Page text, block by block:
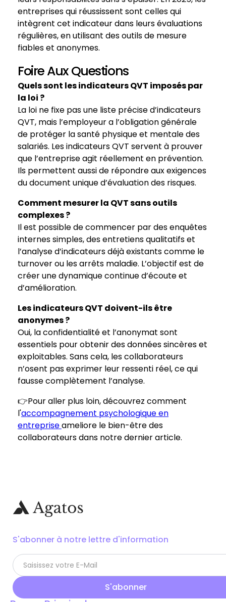
entreprises qui réussissent sont celles qui
intègrent cet indicateur dans leurs évaluations
régulières, en utilisant des outils de mesure
fiables et anonymes.
Foire Aux Questions
Quels sont les indicateurs QVT imposés par
la loi ?
La loi ne fixe pas une liste précise d’indicateurs
QVT, mais l’employeur a l’obligation générale
de protéger la santé physique et mentale des
salariés. Les indicateurs QVT servent à prouver
que l’entreprise agit réellement en prévention.
Ils permettent aussi de répondre aux exigences
du document unique d’évaluation des risques.
Comment mesurer la QVT sans outils
complexes ?
Il est possible de commencer par des enquêtes
internes simples, des entretiens qualitatifs et
l’analyse d’indicateurs déjà existants comme le
turnover ou les arrêts maladie. L’objectif est de
créer une dynamique continue d’écoute et
d’amélioration.
Les indicateurs QVT doivent-ils être
anonymes ?
Oui, la confidentialité et l’anonymat sont
essentiels pour obtenir des données sincères et
exploitables. Sans cela, les collaborateurs
n’osent pas exprimer leur ressenti réel, ce qui
fausse complètement l’analyse.
👉Pour aller plus loin, découvrez comment
l'accompagnement psychologique en
entrepriseameliore le bien-être des
collaborateurs dans notre dernier article.
S'abonner à notre lettre d'information